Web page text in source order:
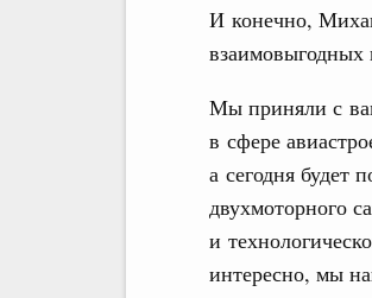
И конечно,
взаимовыгодных
Мы приняли с
в сфере
а сегодня будет
двухмоторного
и
интересно, мы